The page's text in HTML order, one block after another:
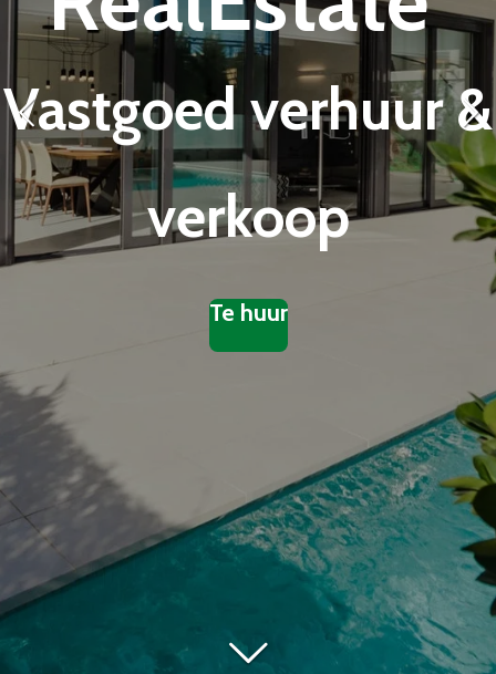
Vastgoed verhuur &
verkoop
Te huur